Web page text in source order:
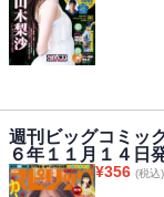
週刊ビッグコミッ
６年１１月１４日
¥356 (税込)